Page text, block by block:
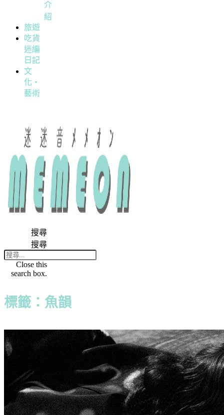
介
紹
旅遊
吃貨
迷編
日記
文
化・
藝術
搜尋
搜尋
Close this
search box.
標籤：魚韻